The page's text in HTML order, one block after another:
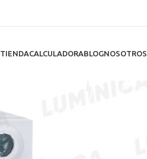
TIENDACALCULADORABLOGNOSOTROS